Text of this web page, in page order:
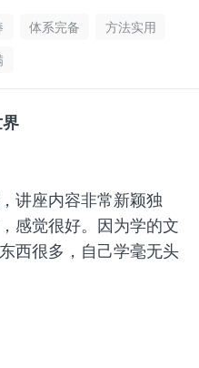
体系完备
方法实用
讲座内容非常新颖独
感觉很好。因为学的文
西很多，自己学毫无头
之后收获很大，逻辑框
推荐👍🏻